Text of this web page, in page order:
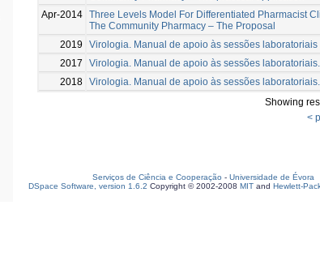
Apr-2014 Three Levels Model For Differentiated Pharmacist
The Community Pharmacy – The Proposal
2019
Virologia. Manual de apoio às sessões laboratoriais
2017
Virologia. Manual de apoio às sessões
2018 Virologia. Manual de apoio às sessões
Showing
<
Serviços de Ciência e Cooperação - Universidade de Évora
DSpace Software, version 1.6.2 Copyright © 2002-2008 MIT and Hewlett-